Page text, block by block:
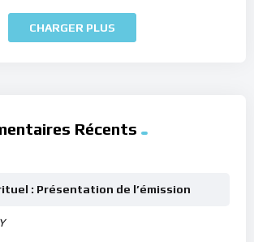
CHARGER PLUS
Récents
: Présentation de l’émission